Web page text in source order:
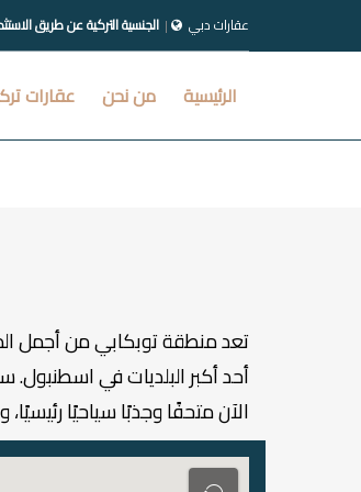
الجنسية التركية عن طريق عقارات دبي
الرئيسية من نحن عقارات
الآن متحفًا وجذبًا سياحيًا رئيسيًا، ويضم